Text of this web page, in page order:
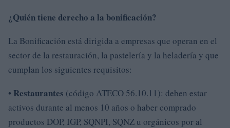
¿Quién tiene derecho a la bonificación?
La Bonificación está dirigida a empresas que operan en el
sector de la restauración, la pastelería y la heladería y que
cumplan los siguientes requisitos:
• Restaurantes (código ATECO 56.10.11): deben estar
activos durante al menos 10 años o haber comprado
productos DOP, IGP, SQNPI, SQNZ u orgánicos por al